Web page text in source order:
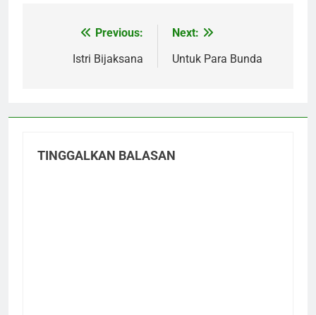
NavigasiPrevious:
Istri Bijaksana
Next:
Untuk Para Bunda
TINGGALKAN BALASAN